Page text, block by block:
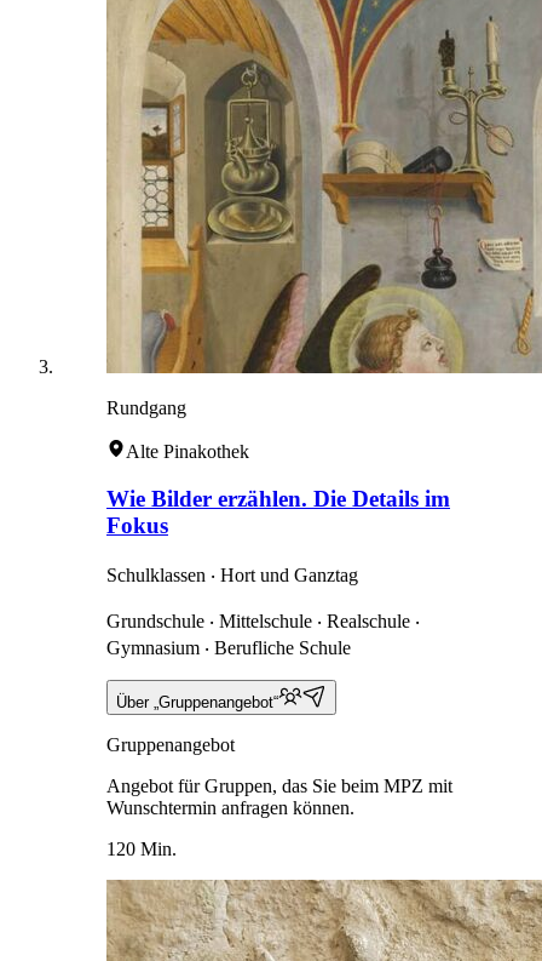
Rundgang
Alte Pinakothek
Wie Bilder erzählen. Die Details im
Fokus
Schulklassen ‧ Hort und Ganztag
Grundschule ‧ Mittelschule ‧ Realschule ‧
Gymnasium ‧ Berufliche Schule
Über „Gruppenangebot“
Gruppenangebot
Angebot für Gruppen, das Sie beim MPZ mit
Wunschtermin anfragen können.
120 Min.